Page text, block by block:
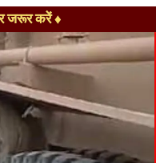
जरूर करें ♦